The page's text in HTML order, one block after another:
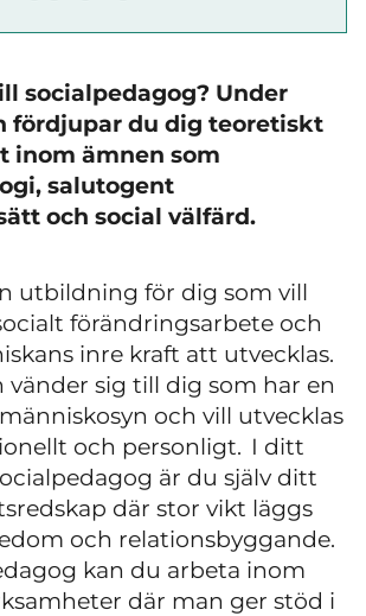
socialpedagog? Under
fördjupar du dig teoretiskt
inom ämnen som
salutogent
och social välfärd.
utbildning för dig som vill
förändringsarbete och
inre kraft att utvecklas.
sig till dig som har en
och vill utvecklas
och personligt. I ditt
är du själv ditt
där stor vikt läggs
och relationsbyggande.
kan du arbeta inom
där man ger stöd i